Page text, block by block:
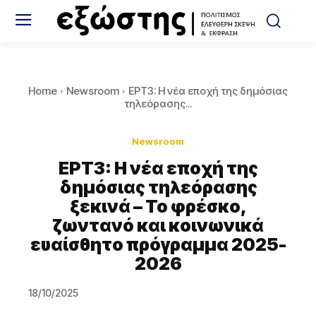
Home Newsroom
ΕΡΤ3: Η νέα εποχή της δημόσιας
τηλεόρασης...
Newsroom
ΕΡΤ3: Η νέα εποχή της
δημόσιας τηλεόρασης
ξεκινά – Το φρέσκο,
ζωντανό και κοινωνικά
ευαίσθητο πρόγραμμα 2025-
2026
18/10/2025